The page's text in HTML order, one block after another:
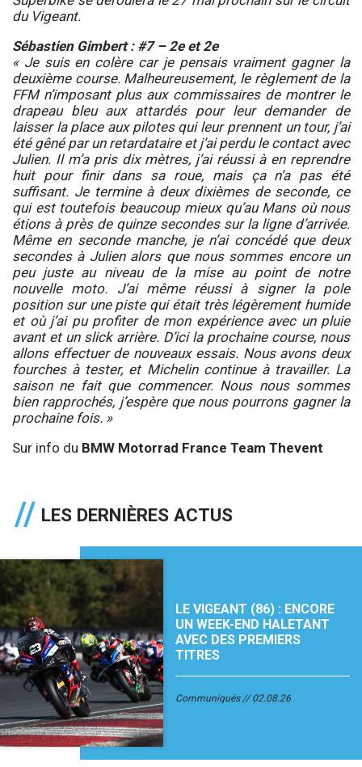
du Vigeant.
Sébastien Gimbert : #7 – 2e et 2e
« Je suis en colère car je pensais vraiment gagner la
deuxième course. Malheureusement, le règlement de la
FFM n’imposant plus aux commissaires de montrer le
drapeau bleu aux attardés pour leur demander de
laisser la place aux pilotes qui leur prennent un tour, j’ai
été gêné par un retardataire et j’ai perdu le contact avec
Julien. Il m’a pris dix mètres, j’ai réussi à en reprendre
huit pour finir dans sa roue, mais ça n’a pas été
suffisant. Je termine à deux dixièmes de seconde, ce
qui est toutefois beaucoup mieux qu’au Mans où nous
étions à près de quinze secondes sur la ligne d’arrivée.
Même en seconde manche, je n’ai concédé que deux
secondes à Julien alors que nous sommes encore un
peu juste au niveau de la mise au point de notre
nouvelle moto. J’ai même réussi à signer la pole
position sur une piste qui était très légèrement humide
et où j’ai pu profiter de mon expérience avec un pluie
avant et un slick arrière. D’ici la prochaine course, nous
allons effectuer de nouveaux essais. Nous avons deux
fourches à tester, et Michelin continue à travailler. La
saison ne fait que commencer. Nous nous sommes
bien rapprochés, j’espère que nous pourrons gagner la
prochaine fois. »
Sur info du BMW Motorrad France Team Thevent
LES DERNIÈRES ACTUS
LE VIGEANT (86) : ENCORE
UN WEEK-END HALETANT
AVEC DES PREMIERS
TITRES
Communiqués 02.08.26